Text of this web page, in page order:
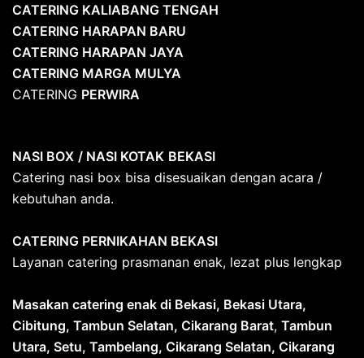
CATERING KALIABANG TENGAH
CATERING HARAPAN BARU
CATERING HARAPAN JAYA
CATERING MARGA MULYA
CATERING PERWIRA
NASI BOX / NASI KOTAK BEKASI
Catering nasi box bisa disesuaikan dengan acara /
kebutuhan anda.
CATERING PERNIKAHAN BEKASI
Layanan catering prasmanan enak, lezat plus lengkap
Masakan catering enak di Bekasi, Bekasi Utara,
Cibitung, Tambun Selatan, Cikarang Barat, Tambun
Utara, Setu, Tambelang, Cikarang Selatan, Cikarang